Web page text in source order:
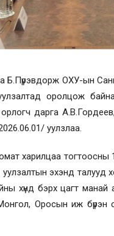
ОХУ-ын
оролцож
дарга
уулзлаа.
харилцаа
эхэнд талууд
хүнд бэрх цагт манай
Оросын иж бүрэн